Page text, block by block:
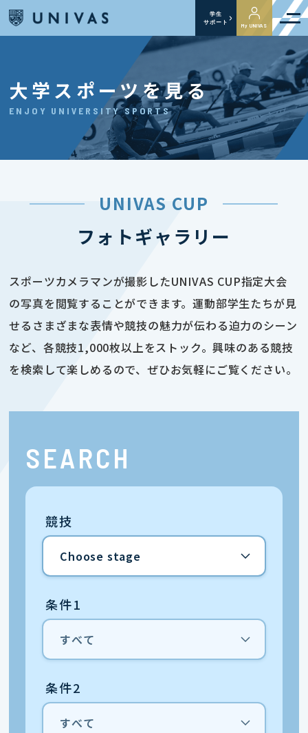
学生
サポート
My UNIVAS
大学スポーツを見る
ENJOY UNIVERSITY SPORTS
UNIVAS CUP
フォトギャラリー
スポーツカメラマンが撮影したUNIVAS CUP指定大会
の写真を閲覧することができます。運動部学生たちが見
せるさまざまな表情や競技の魅力が伝わる迫力のシーン
など、各競技1,000枚以上をストック。興味のある競技
を検索して楽しめるので、ぜひお気軽にご覧ください。
SEARCH
競技
条件1
条件2